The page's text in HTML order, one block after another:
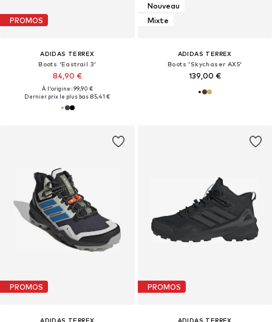
PROMOS
ADIDAS TERREX
Boots 'Eastrail 3'
84,90 €
À l'origine : 99,90 €
Dernier prix le plus bas :85,41 €
Nouveau
Mixte
ADIDAS TERREX
Boots 'Skychaser AX5'
139,00 €
PROMOS
ADIDAS TERREX
PROMOS
ADIDAS TERREX